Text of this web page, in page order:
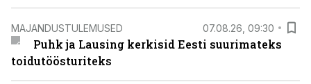
MAJANDUSTULEMUSED 07.08.26, 09:30
Puhk ja Lausing kerkisid Eesti suurimateks
toidutöösturiteks